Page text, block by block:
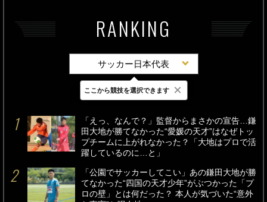
RANKING
サッカー日本代表
最新 24時間 週間
「えっ、なんで？」監督からまさかの宣告…鎌
田大地が勝てなかった“愛媛の天才”はなぜトッ
プチームに上がれなかった？「大地はプロで活
躍しているのに…と」
「公園でサッカーしてこい」あの鎌田大地が勝
てなかった“四国の天才少年”がぶつかった「プ
ロの壁」とは何だった？ 本人が気づいた“意外
ここから競技を選択できます ×